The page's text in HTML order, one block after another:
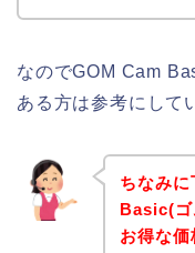
なのでGOM Cam
ある方は参考にして
ちなみ
Basic(ゴ
お得な